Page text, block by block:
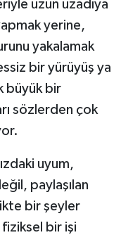
uzun uzadıya
yerine,
yakalamak
bir yürüyüş ya
büyük bir
sözlerden çok
uyum,
paylaşılan
bir şeyler
bir işi